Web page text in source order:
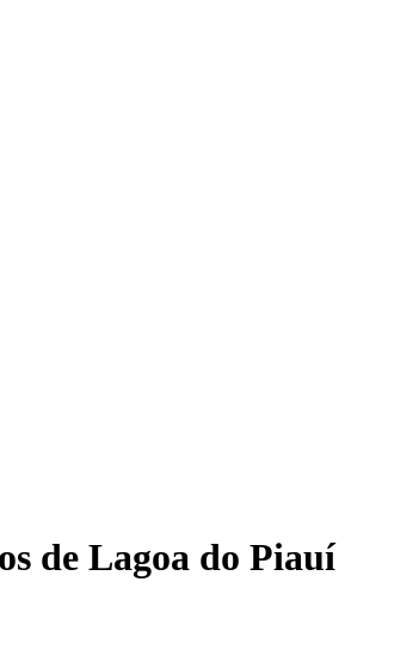
de Lagoa do Piauí